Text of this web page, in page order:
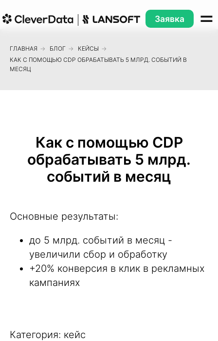
Заявка
ГЛАВНАЯ → БЛОГ → КЕЙСЫ →
КАК С ПОМОЩЬЮ CDP ОБРАБАТЫВАТЬ 5 МЛРД. СОБЫТИЙ В
МЕСЯЦ
Как с помощью CDP
обрабатывать 5 млрд.
событий в месяц
Основные результаты:
до 5 млрд. событий в месяц -
увеличили сбор и обработку
+20% конверсия в клик в рекламных
кампаниях
Категория: кейс